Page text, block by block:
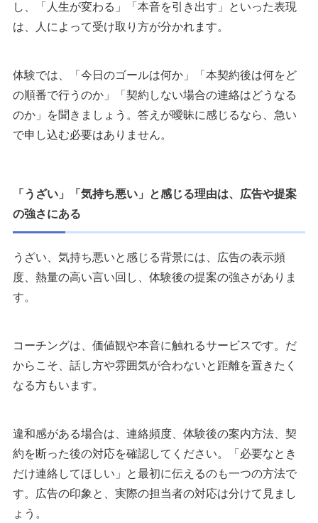
し、「人生が変わる」「本音を引き出す」といった表現
は、人によって受け取り方が分かれます。
体験では、「今日のゴールは何か」「本契約後は何をど
の順番で行うのか」「契約しない場合の連絡はどうなる
のか」を聞きましょう。答えが曖昧に感じるなら、急い
で申し込む必要はありません。
「うざい」「気持ち悪い」と感じる理由は、広告や提案
の強さにある
うざい、気持ち悪いと感じる背景には、広告の表示頻
度、熱量の高い言い回し、体験後の提案の強さがありま
す。
コーチングは、価値観や本音に触れるサービスです。だ
からこそ、話し方や雰囲気が合わないと距離を置きたく
なる方もいます。
違和感がある場合は、連絡頻度、体験後の案内方法、契
約を断った後の対応を確認してください。「必要なとき
だけ連絡してほしい」と最初に伝えるのも一つの方法で
す。広告の印象と、実際の担当者の対応は分けて見まし
ょう。